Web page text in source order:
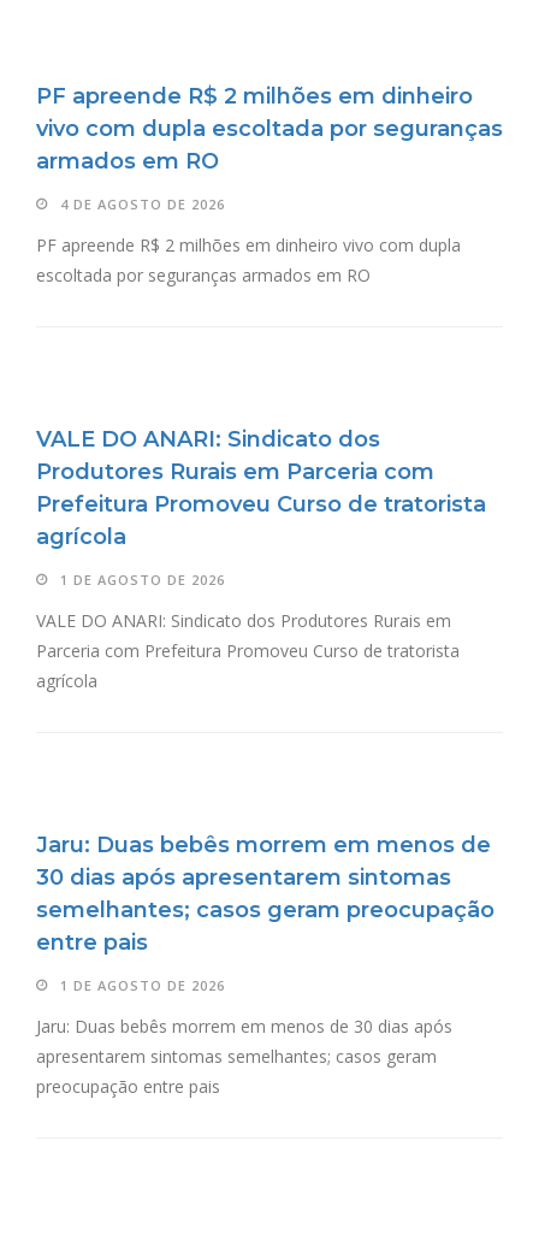
PF apreende R$ 2 milhões em dinheiro
vivo com dupla escoltada por seguranças
armados em RO
4 DE AGOSTO DE 2026
PF apreende R$ 2 milhões em dinheiro vivo com dupla
escoltada por seguranças armados em RO
VALE DO ANARI: Sindicato dos
Produtores Rurais em Parceria com
Prefeitura Promoveu Curso de tratorista
agrícola
1 DE AGOSTO DE 2026
VALE DO ANARI: Sindicato dos Produtores Rurais em
Parceria com Prefeitura Promoveu Curso de tratorista
agrícola
Jaru: Duas bebês morrem em menos de
30 dias após apresentarem sintomas
semelhantes; casos geram preocupação
entre pais
1 DE AGOSTO DE 2026
Jaru: Duas bebês morrem em menos de 30 dias após
apresentarem sintomas semelhantes; casos geram
preocupação entre pais